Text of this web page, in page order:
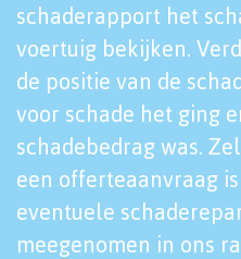
schaderapport het
voertuig bekijken.
de positie van de
voor schade het ging
schadebedrag was.
een offerteaanvraag
eventuele
meegenomen in ons